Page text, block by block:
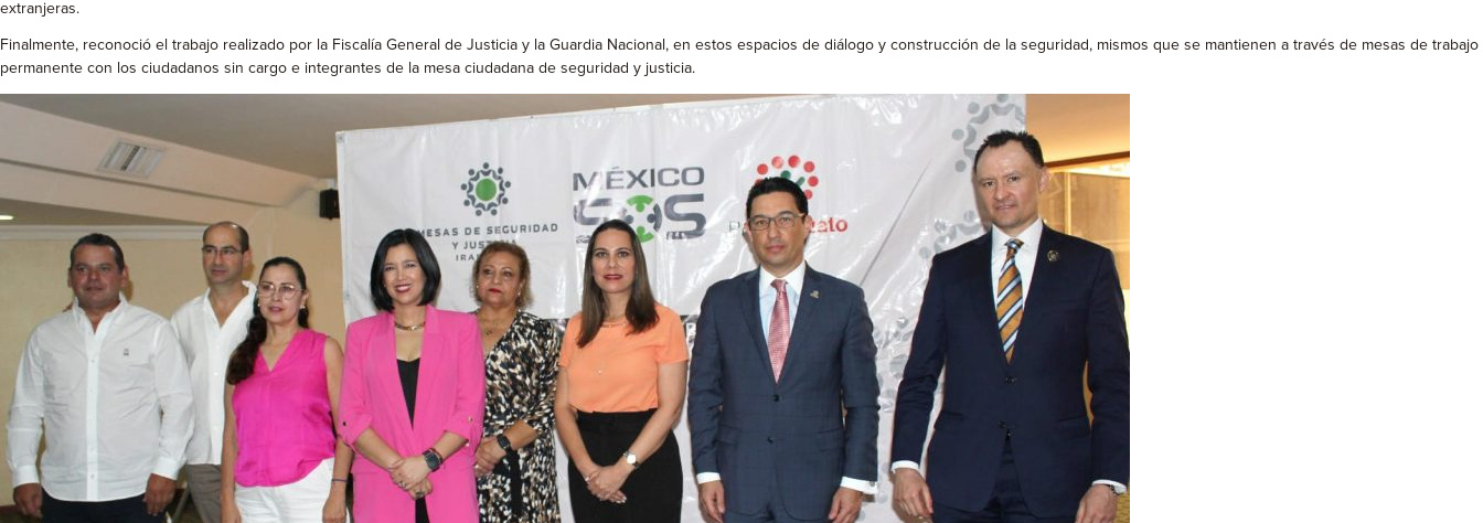
extranjeras.
Finalmente, reconoció el trabajo realizado por la Fiscalía General de Justicia y la Guardia Nacional, en estos espacios de diálogo y construcción de la seguridad, mismos que se mantienen a través de mesas de trabajo
permanente con los ciudadanos sin cargo e integrantes de la mesa ciudadana de seguridad y justicia.